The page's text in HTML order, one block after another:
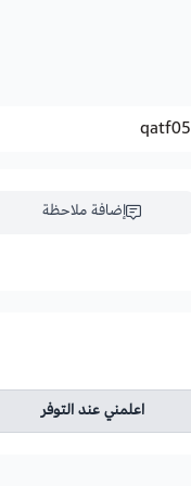
إضافة ملاحظة
اعلمني عند التوفر